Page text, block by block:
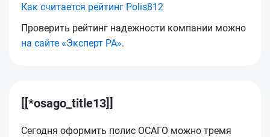
Как считается рейтинг Polis812
Проверить рейтинг надежности компании можно
на сайте «Эксперт РА».
[[*osago_title13]]
Сегодня оформить полис ОСАГО можно тремя